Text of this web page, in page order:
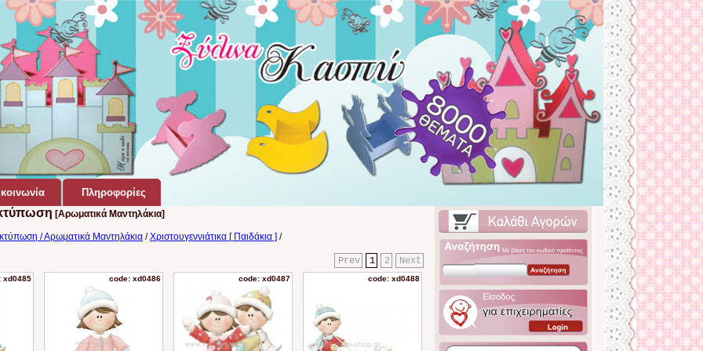
Πληροφορίες
[Αρωματικά Μαντηλάκια]
/ Αρωματικά Μαντηλάκια /Χριστουγεννιάτικα [ Παιδάκια ] /
Next
2
1
Prev
xd0485 code: xd0486 code: xd0487 code: xd0488